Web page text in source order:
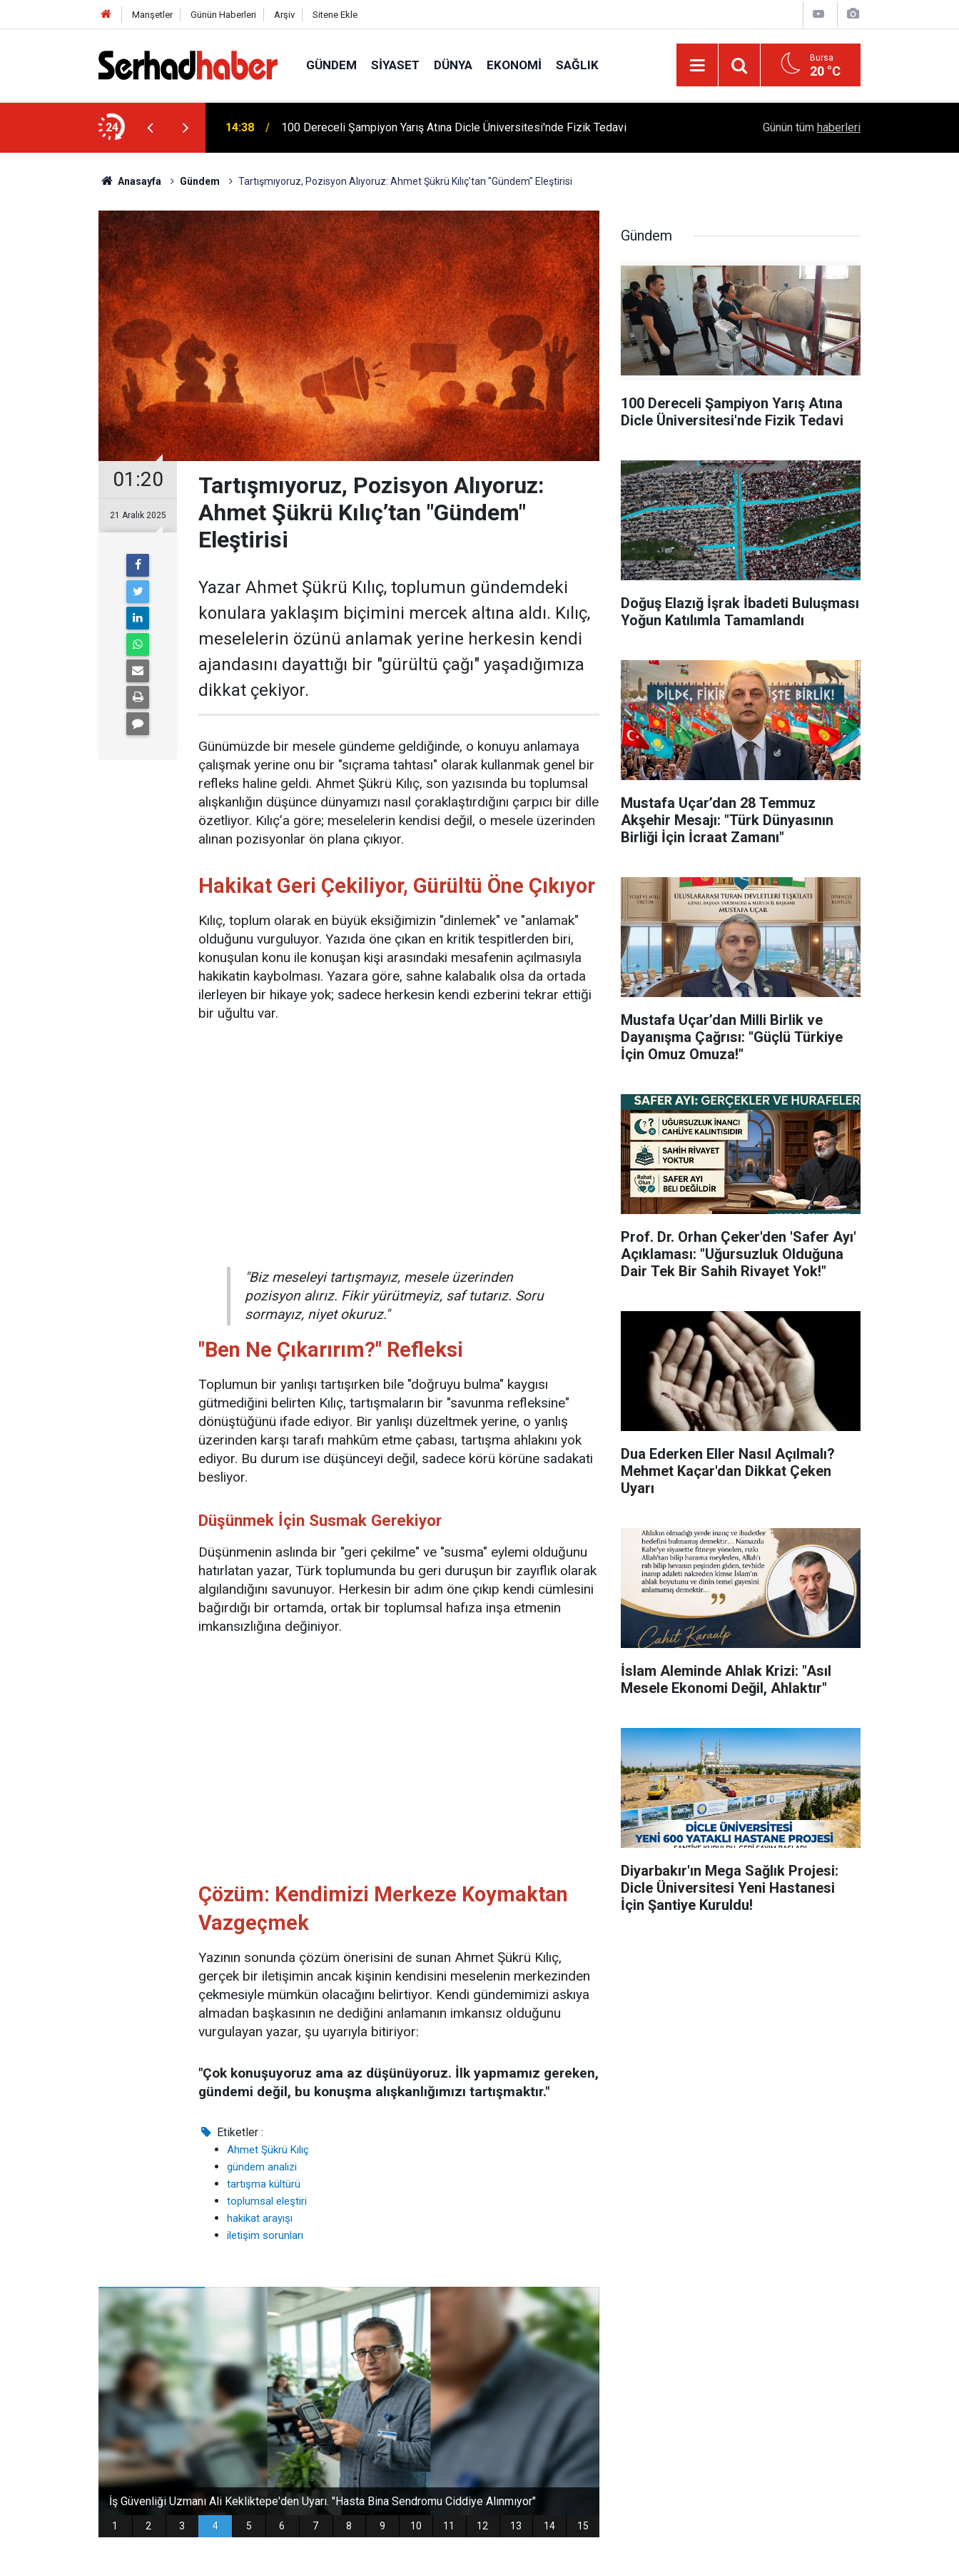
Manşetler Günün Haberleri Arşiv Sitene Ekle
GÜNDEM SIYASET DÜNYA EKONOMI SAĞLIK Bursa
20 °C
24
Gökalp Eğitim Fakültesi Yeni
14:38 100 Dereceli Şampiyon Yarış Atına Dicle Üniversitesi'nde Fizik Tedavi
Mühendislik Hikayesi
Günün tüm haberleri
Anasayfa Gündem Tartışmıyoruz, Pozisyon Alıyoruz: Ahmet Şükrü Kılıç’tan "Gündem" Eleştirisi
01:20
21 Aralık 2025
Tartışmıyoruz, Pozisyon Alıyoruz:
Ahmet Şükrü Kılıç’tan "Gündem"
Eleştirisi
Yazar Ahmet Şükrü Kılıç, toplumun gündemdeki
konulara yaklaşım biçimini mercek altına aldı. Kılıç,
meselelerin özünü anlamak yerine herkesin kendi
ajandasını dayattığı bir "gürültü çağı" yaşadığımıza
dikkat çekiyor.
Günümüzde bir mesele gündeme geldiğinde, o konuyu anlamaya
çalışmak yerine onu bir "sıçrama tahtası" olarak kullanmak genel bir
refleks haline geldi. Ahmet Şükrü Kılıç, son yazısında bu toplumsal
alışkanlığın düşünce dünyamızı nasıl çoraklaştırdığını çarpıcı bir dille
özetliyor. Kılıç’a göre; meselelerin kendisi değil, o mesele üzerinden
alınan pozisyonlar ön plana çıkıyor.
Hakikat Geri Çekiliyor, Gürültü Öne Çıkıyor
Kılıç, toplum olarak en büyük eksiğimizin "dinlemek" ve "anlamak"
olduğunu vurguluyor. Yazıda öne çıkan en kritik tespitlerden biri,
konuşulan konu ile konuşan kişi arasındaki mesafenin açılmasıyla
hakikatin kaybolması. Yazara göre, sahne kalabalık olsa da ortada
ilerleyen bir hikaye yok; sadece herkesin kendi ezberini tekrar ettiği
bir uğultu var.
"Biz meseleyi tartışmayız, mesele üzerinden
pozisyon alırız. Fikir yürütmeyiz, saf tutarız. Soru
sormayız, niyet okuruz."
"Ben Ne Çıkarırım?" Refleksi
Toplumun bir yanlışı tartışırken bile "doğruyu bulma" kaygısı
gütmediğini belirten Kılıç, tartışmaların bir "savunma refleksine"
dönüştüğünü ifade ediyor. Bir yanlışı düzeltmek yerine, o yanlış
üzerinden karşı tarafı mahkûm etme çabası, tartışma ahlakını yok
ediyor. Bu durum ise düşünceyi değil, sadece körü körüne sadakati
besliyor.
Düşünmek İçin Susmak Gerekiyor
Düşünmenin aslında bir "geri çekilme" ve "susma" eylemi olduğunu
hatırlatan yazar, Türk toplumunda bu geri duruşun bir zayıflık olarak
algılandığını savunuyor. Herkesin bir adım öne çıkıp kendi cümlesini
bağırdığı bir ortamda, ortak bir toplumsal hafıza inşa etmenin
imkansızlığına değiniyor.
Çözüm: Kendimizi Merkeze Koymaktan
Vazgeçmek
Yazının sonunda çözüm önerisini de sunan Ahmet Şükrü Kılıç,
gerçek bir iletişimin ancak kişinin kendisini meselenin merkezinden
çekmesiyle mümkün olacağını belirtiyor. Kendi gündemimizi askıya
almadan başkasının ne dediğini anlamanın imkansız olduğunu
vurgulayan yazar, şu uyarıyla bitiriyor:
"Çok konuşuyoruz ama az düşünüyoruz. İlk yapmamız gereken,
gündemi değil, bu konuşma alışkanlığımızı tartışmaktır."
Etiketler :
Ahmet Şükrü Kılıç
gündem analizi
tartışma kültürü
toplumsal eleştiri
hakikat arayışı
iletişim sorunları
Gündem
100 Dereceli Şampiyon Yarış Atına
Dicle Üniversitesi'nde Fizik Tedavi
Doğuş Elazığ İşrak İbadeti Buluşması
Yoğun Katılımla Tamamlandı
Mustafa Uçar’dan 28 Temmuz
Akşehir Mesajı: "Türk Dünyasının
Birliği İçin İcraat Zamanı"
Mustafa Uçar’dan Milli Birlik ve
Dayanışma Çağrısı: "Güçlü Türkiye
İçin Omuz Omuza!"
Prof. Dr. Orhan Çeker'den 'Safer Ayı'
Açıklaması: "Uğursuzluk Olduğuna
Dair Tek Bir Sahih Rivayet Yok!"
Dua Ederken Eller Nasıl Açılmalı?
Mehmet Kaçar'dan Dikkat Çeken
Uyarı
İslam Aleminde Ahlak Krizi: "Asıl
Mesele Ekonomi Değil, Ahlaktır"
Diyarbakır'ın Mega Sağlık Projesi:
Dicle Üniversitesi Yeni Hastanesi
İçin Şantiye Kuruldu!